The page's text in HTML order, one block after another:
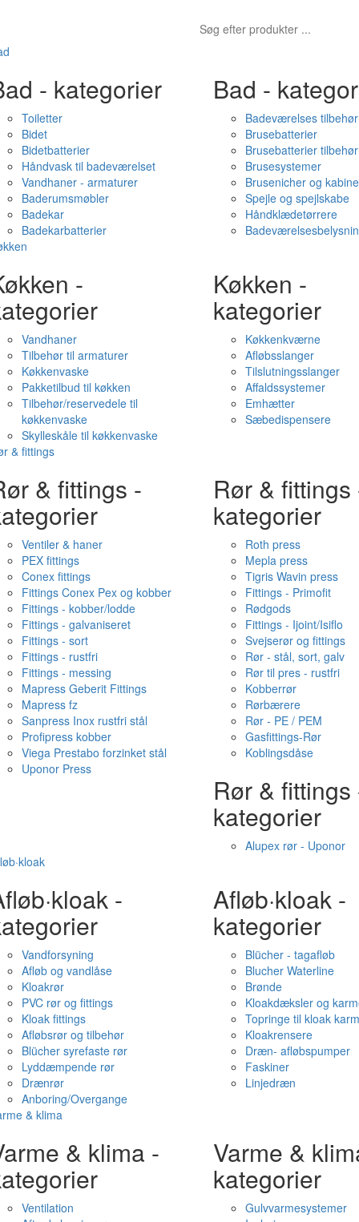
- kategorier
Toiletter
Bidet
Bidetbatterier
Håndvask til badeværelset
Vandhaner - armaturer
Baderumsmøbler
Badekar
Badekarbatterier
Bad -
Badeværelses tilbehør
Brusebatterier
Brusebatterier tilbehør
Brusesystemer
Brusenicher og
Spejle og spejlskabe
Håndklædetørrere
-
Vandhaner
Tilbehør til armaturer
Køkkenvaske
Pakketilbud til køkken
Tilbehør/reservedele til
køkkenvaske
Skylleskåle til køkkenvaske
Køkken -
kategorier
Køkkenkværne
Afløbsslanger
Tilslutningsslanger
Affaldssystemer
Emhætter
Sæbedispensere
& fittings
& fittings -
Ventiler & haner
PEX fittings
Conex fittings
Fittings Conex Pex og kobber
Fittings - kobber/lodde
Fittings - galvaniseret
Fittings - sort
Fittings - rustfri
Fittings - messing
Mapress Geberit Fittings
Mapress fz
Sanpress Inox rustfri stål
Profipress kobber
Viega Prestabo forzinket stål
Uponor Press
Rør & fittings
kategorier
Roth press
Mepla press
Tigris Wavin press
Fittings - Primofit
Rødgods
Fittings - Ijoint/Isiflo
Svejserør og fittings
Rør - stål, sort, galv
Rør til pres - rustfri
Kobberrør
Rørbærere
Rør - PE / PEM
Gasfittings-Rør
Koblingsdåse
Rør & fittings
kategorier
Alupex rør - Uponor
-
Vandforsyning
Afløb og vandlåse
Kloakrør
PVC rør og fittings
Kloak fittings
Afløbsrør og tilbehør
Blücher syrefaste rør
Lyddæmpende rør
Drænrør
Anboring/Overgange
Afløb·kloak -
kategorier
Blücher - tagafløb
Blucher Waterline
Brønde
Kloakdæksler og
Topringe til kloak
Kloakrensere
Dræn- afløbspumper
Faskiner
Linjedræn
& klima
& klima -
Ventilation
Varme &
kategorier
Gulvvarmesystemer